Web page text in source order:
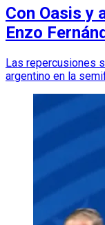
Con Oasis y
Enzo
Las repercusiones
argentino en la